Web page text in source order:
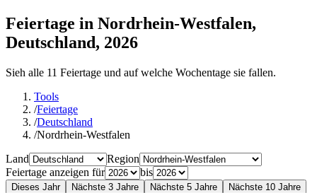
Feiertage in Nordrhein-Westfalen,
Deutschland, 2026
Sieh alle 11 Feiertage und auf welche Wochentage sie fallen.
Tools
/Feiertage
/Deutschland
/Nordrhein-Westfalen
Land
Region
Feiertage anzeigen für
bis
Dieses Jahr Nächste 3 Jahre Nächste 5 Jahre Nächste 10 Jahre